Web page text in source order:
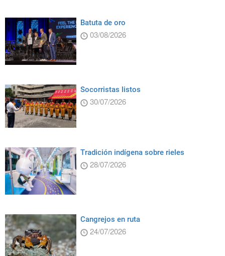
Batuta de oro
03/08/2026
Socorristas listos
30/07/2026
Tradición indígena sobre rieles
28/07/2026
Cangrejos en ruta
24/07/2026